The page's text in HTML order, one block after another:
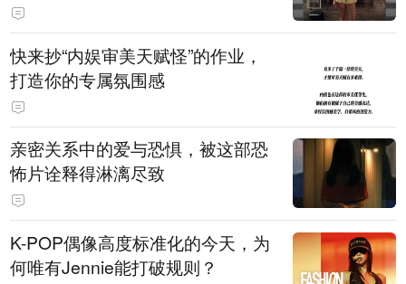
快来抄“内娱审美天赋怪”的作业，
打造你的专属氛围感
亲密关系中的爱与恐惧，被这部恐
怖片诠释得淋漓尽致
K-POP偶像高度标准化的今天，为
何唯有Jennie能打破规则？